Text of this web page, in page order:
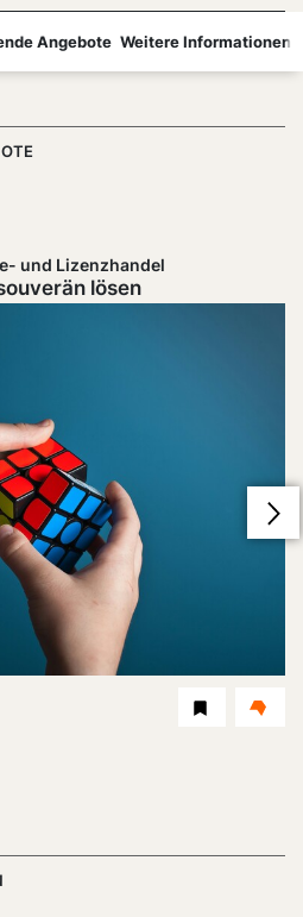
Angebote Weitere Informationen
und Lizenzhandel
lösen